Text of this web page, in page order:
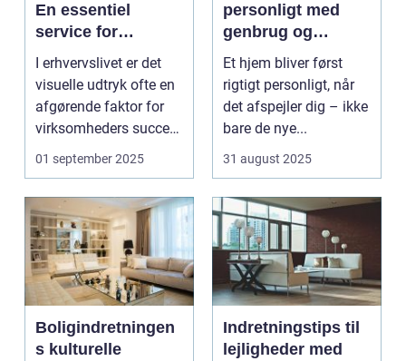
En essentiel
service for
virksomheder
I erhvervslivet er det
visuelle udtryk ofte en
afgørende faktor for
virksomheders succes.
En ...
01 september 2025
personligt med
genbrug og
vintage
Et hjem bliver først
rigtigt personligt, når
det afspejler dig – ikke
bare de nye...
31 august 2025
Boligindretningen
s kulturelle
Indretningstips til
lejligheder med